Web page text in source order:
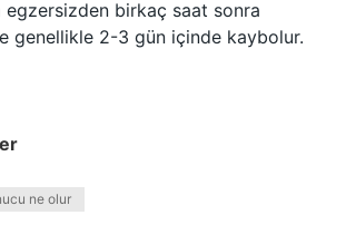
egzersizden birkaç saat sonra
genellikle 2-3 gün içinde kaybolur.
ne olur